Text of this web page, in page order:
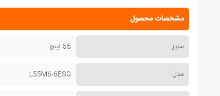
مشخصات محصول
سایز 55 اینچ
مدل L55M6-6ESG